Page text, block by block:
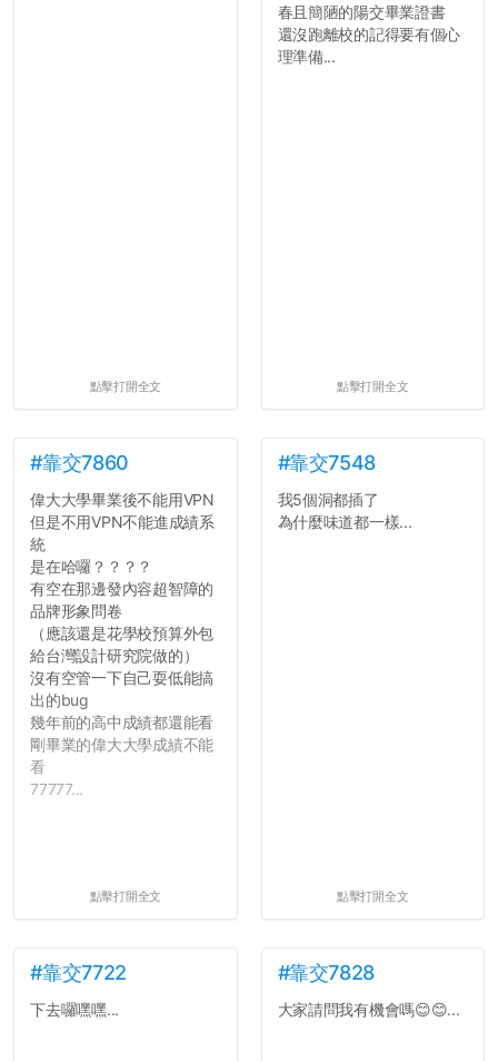
點擊打開全文
春且簡陋的陽交畢業證書
還沒跑離校的記得要有個心
理準備...
點擊打開全文
#靠交7860
偉大大學畢業後不能用VPN
但是不用VPN不能進成績系
統
是在哈囉？？？？
有空在那邊發內容超智障的
品牌形象問卷
（應該還是花學校預算外包
給台灣設計研究院做的）
沒有空管一下自己耍低能搞
出的bug
幾年前的高中成績都還能看
剛畢業的偉大大學成績不能
看
77777...
點擊打開全文
#靠交7548
我5個洞都插了
為什麼味道都一樣...
點擊打開全文
#靠交7722
下去囉嘿嘿...
#靠交7828
大家請問我有機會嗎😊😊...